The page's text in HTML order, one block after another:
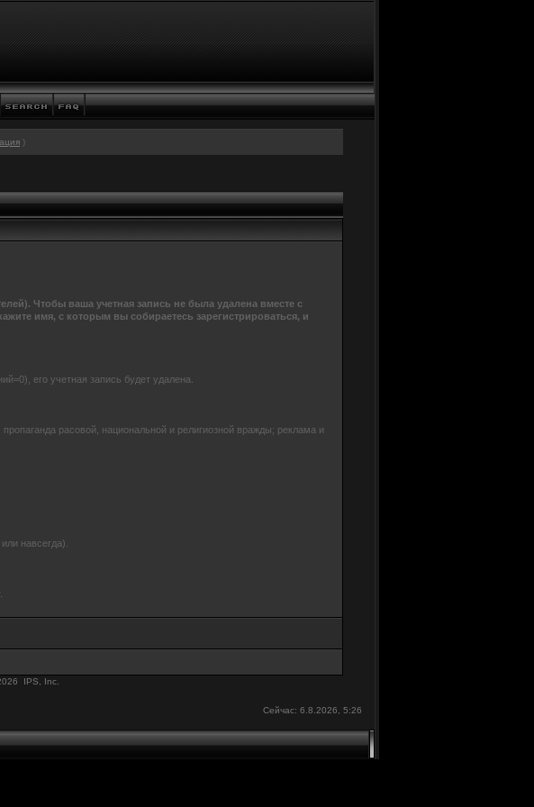
)
Чтобы ваша учетная запись не была удалена вместе с
имя, с которым вы собираетесь зарегистрироваться, и
его учетная запись будет удалена.
расовой, национальной и религиозной вражды; реклама и
навсегда).
IPS, Inc.
Сейчас: 6.8.2026, 5:26